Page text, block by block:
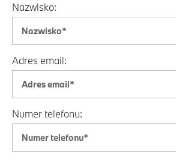
Nazwisko:
Adres email:
Numer telefonu: